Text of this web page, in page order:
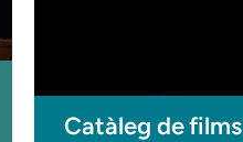
Catàleg de films